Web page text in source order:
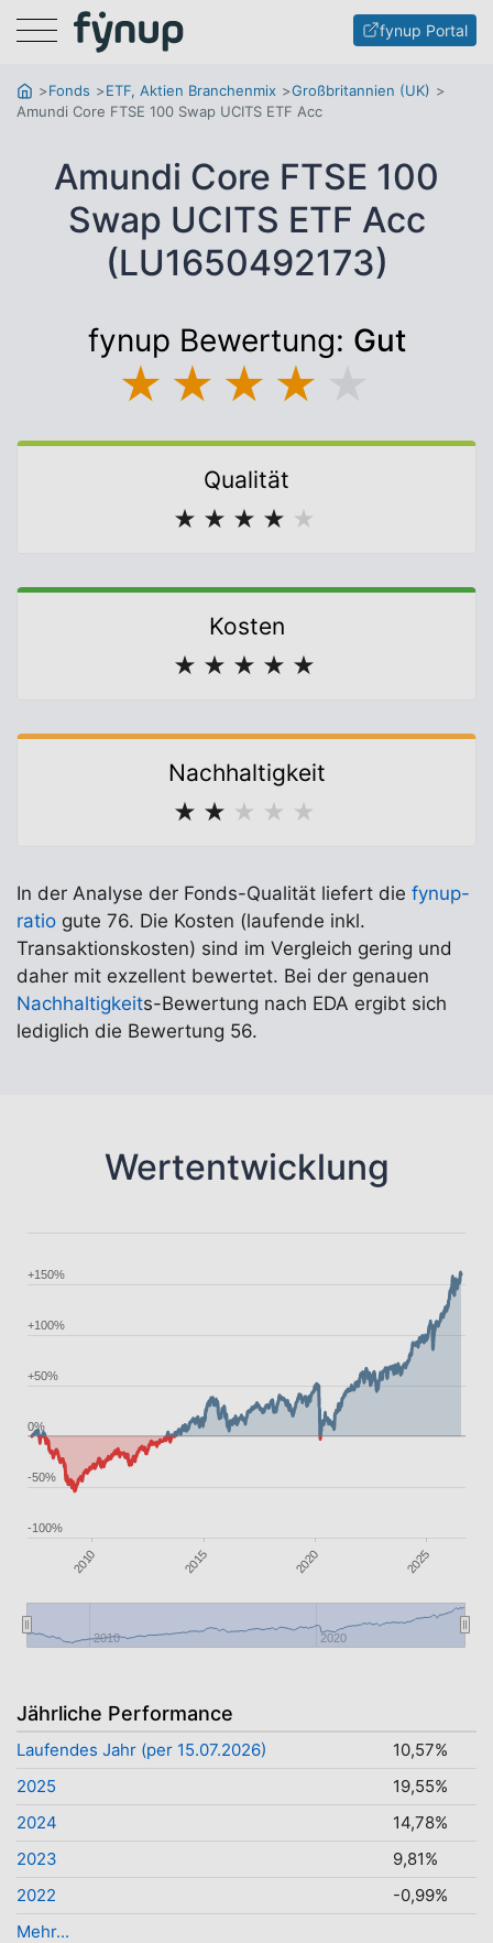
Menu fynup Portal
Fonds ETF, Aktien Branchenmix
Großbritannien (UK)
Amundi Core FTSE 100 Swap UCITS ETF Acc
Amundi Core FTSE 100
Swap UCITS ETF Acc
(LU1650492173)
fynup Bewertung: Gut
★ ★ ★ ★
Qualität
★ ★ ★ ★ ★
Kosten
★ ★ ★ ★ ★
Nachhaltigkeit
★ ★ ★ ★ ★
In der Analyse der Fonds-Qualität liefert die fynup-
ratio gute 76. Die Kosten (laufende inkl.
Transaktionskosten) sind im Vergleich gering und
daher mit exzellent bewertet. Bei der genauen
Nachhaltigkeits-Bewertung nach EDA ergibt sich
lediglich die Bewertung 56.
Wertentwicklung
2010 2015 2020 2025
2010 2020
-100%
-50%
0%
+50%
+100%
+150%
Jährliche Performance
Laufendes Jahr (per 15.07.2026)
10,57%
2025
19,55%
2024
14,78%
2023
9,81%
2022
-0,99%
Mehr...